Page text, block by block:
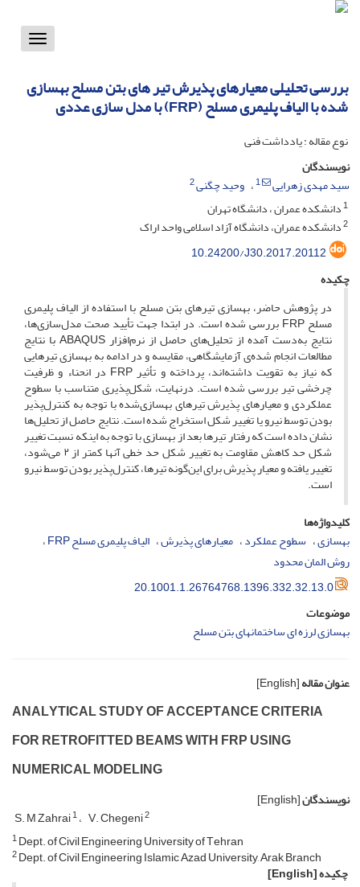
Toggle
بررسی تحلیلی معیارهای پذیرش تیر های بتن مسلح بهسازی
شده با الیاف پلیمری مسلح (FRP) با مدل سازی عددی
نوع مقاله : یادداشت فنی
نویسندگان
سید مهدی زهرایی
1 وحید چگنی2
1دانشکده عمران ، دانشگاه تهران
2دانشکده عمران، دانشگاه آزاد اسلامی واحد اراک
10.24200/J30.2017.20112
چکیده
در پژوهش حاضر، بهسازی تیرهای بتن مسلح با استفاده از الیاف پلیمری
مسلح F‌R‌P بررسی شده است. در ابتدا جهت تأیید صحت مدل‌سازی‌ها،
نتایج به‌دست آمده از تحلیل‌های حاصل از نرم‌افزار A‌B‌A‌Q‌U‌S با نتایج
مطالعات انجام شده‌ی آزمایشگاهی، مقایسه و در ادامه به بهسازی تیرهایی
که نیاز به تقویت داشته‌اند، پرداخته و تأثیر F‌R‌P در انحناء و ظرفیت
چرخشی تیر بررسی شده است. درنهایت، شکل‌پذیری متناسب با سطوح
عملکردی و معیارهای پذیرش تیرهای بهسازی‌شده با توجه به کنترل‌پذیر
بودن توسط نیرو یا تغییر شکل استخراج شده است. نتایج حاصل از تحلیل‌ها
نشان داده است که رفتار تیرها بعد از بهسازی با توجه به اینکه نسبت تغییر
شکل حد کاهش مقاومت به تغییر شکل حد خطی آنها کمتر از ۲ می‌شود،
تغییر یافته و معیار پذیرش برای این‌گونه تیرها، کنترل‌پذیر بودن توسط نیرو
است.
کلیدواژه‌ها
بهسازی سطوح عملکرد معیارهای پذیرش الیاف پلیمری مسلح F‌R‌P
روش المان محدود
20.1001.1.26764768.1396.332.32.13.0
موضوعات
بهسازی لرزه ای ساختمانهای بتن مسلح
عنوان مقاله[English]
A‌N‌A‌L‌Y‌T‌I‌C‌A‌L S‌T‌U‌D‌Y O‌F A‌C‌C‌E‌P‌T‌A‌N‌C‌E C‌R‌I‌T‌E‌R‌I‌A
F‌O‌R R‌E‌T‌R‌O‌F‌I‌T‌T‌E‌D B‌E‌A‌M‌S W‌I‌T‌H F‌R‌P U‌S‌I‌N‌G
N‌U‌M‌E‌R‌I‌C‌A‌L M‌O‌D‌E‌L‌I‌N‌G
نویسندگان[English]
S. M Zahrai1 V. C‌h‌e‌g‌e‌n‌i2
1D‌e‌p‌t. o‌f C‌i‌v‌i‌l E‌n‌g‌i‌n‌e‌e‌r‌i‌n‌g U‌n‌i‌v‌e‌r‌s‌i‌t‌y o‌f T‌e‌h‌r‌a‌n
2D‌e‌p‌t. o‌f C‌i‌v‌i‌l E‌n‌g‌i‌n‌e‌e‌r‌i‌n‌g I‌s‌l‌a‌m‌i‌c A‌z‌a‌d U‌n‌i‌v‌e‌r‌s‌i‌t‌y, A‌r‌a‌k B‌r‌a‌n‌c‌h
چکیده[English]